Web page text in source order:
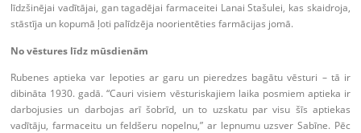
līdzšinējai vadītājai, gan tagadējai farmaceitei Lanai Stašulei, kas skaidroja,
stāstīja un kopumā ļoti palīdzēja noorientēties farmācijas jomā.
No vēstures līdz mūsdienām
Rubenes aptieka var lepoties ar garu un pieredzes bagātu vēsturi – tā ir
dibināta 1930. gadā. “Cauri visiem vēsturiskajiem laika posmiem aptieka ir
darbojusies un darbojas arī šobrīd, un to uzskatu par visu šīs aptiekas
vadītāju, farmaceitu un feldšeru nopelnu,” ar lepnumu uzsver Sabīne. Pēc